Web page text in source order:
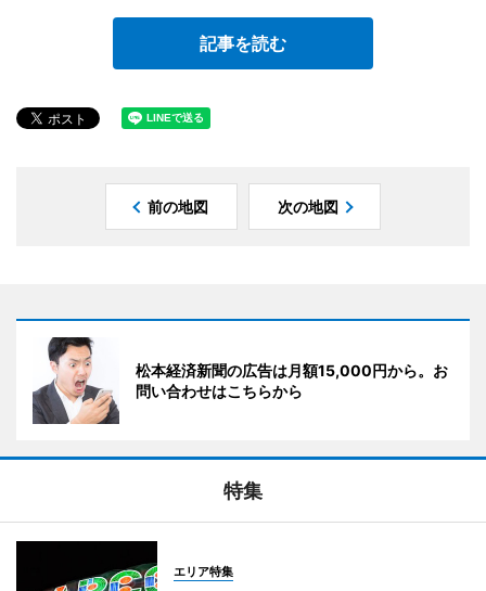
記事を読む
前の地図 次の地図
松本経済新聞の広告は月額15,000円から。お
問い合わせはこちらから
特集
エリア特集